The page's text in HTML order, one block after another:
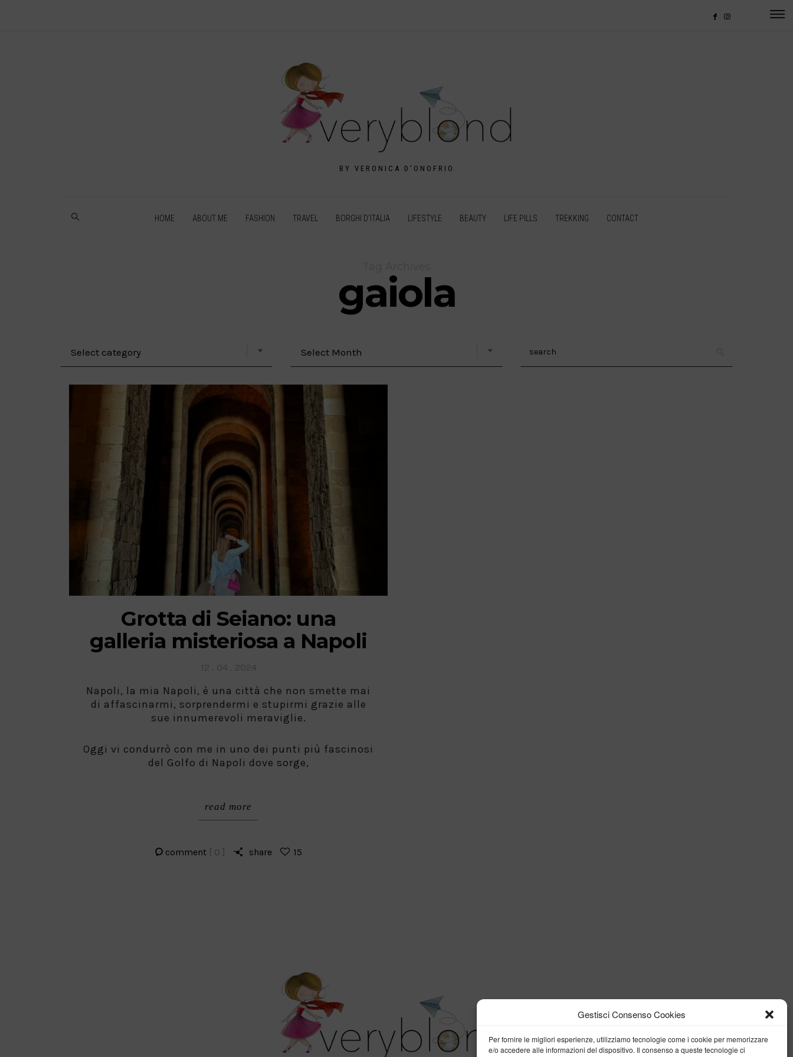
Gestisci Consenso Cookies
Per fornire le migliori esperienze, utilizziamo tecnologie come i cookie per memorizzare
e/o accedere alle informazioni del dispositivo. Il consenso a queste tecnologie ci
BY VERONICA D'ONOFRIO
HOME ABOUT ME FASHION TRAVEL BORGHI D’ITALIA LIFESTYLE BEAUTY LIFE PILLS TREKKING CONTACT
gaiola
Grotta di Seiano: una
galleria misteriosa a Napoli
Napoli, la mia Napoli, è una città che non smette mai
di affascinarmi, sorprendermi e stupirmi grazie alle
sue innumerevoli meraviglie.
Oggi vi condurrò con me in uno dei punti più fascinosi
del Golfo di Napoli dove sorge,
read more
comment [ 0 ] share 15